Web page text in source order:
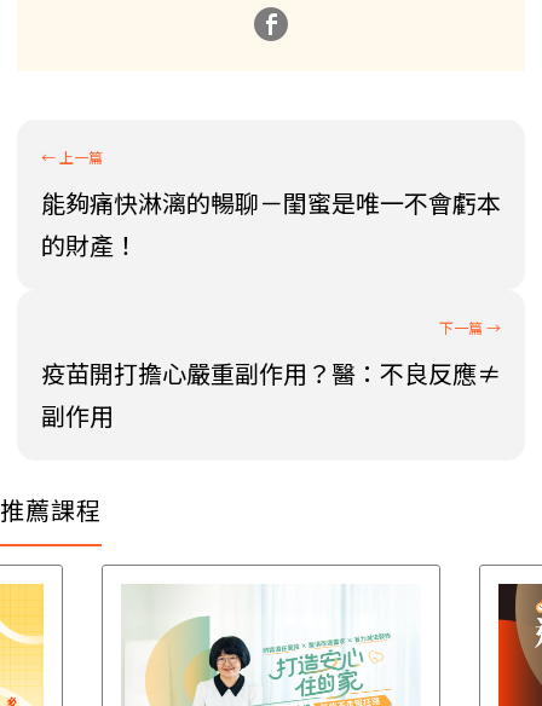
能夠痛快淋漓的暢聊－閨蜜是唯一不會虧本
的財產！
疫苗開打擔心嚴重副作用？醫：不良反應≠
副作用
推薦課程